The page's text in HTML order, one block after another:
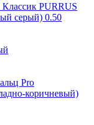
PURRUS
серый) 0.50
Pro
коричневый)